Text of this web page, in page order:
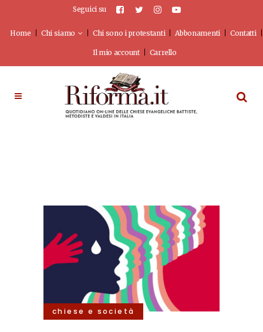
Seguici su
Home Chi siamo Chi sono i protestanti Abbonamenti Contatti
Il mio account Carrello
chiese e società